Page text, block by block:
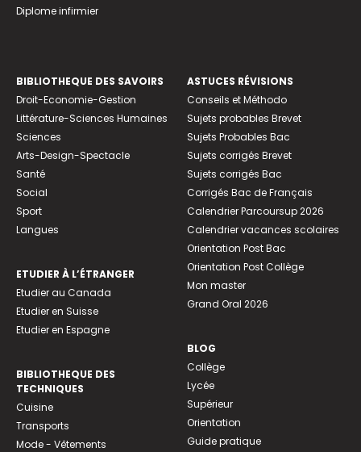
Diplome infirmier
BIBLIOTHEQUE DES SAVOIRS
Droit-Economie-Gestion
Littérature-Sciences Humaines
Sciences
Arts-Design-Spectacle
Santé
Social
Sport
Langues
ETUDIER À L’ÉTRANGER
Etudier au Canada
Etudier en Suisse
Etudier en Espagne
BIBLIOTHEQUE DES
TECHNIQUES
Cuisine
Transports
Mode - Vêtements
ASTUCES RÉVISIONS
Conseils et Méthodo
Sujets probables Brevet
Sujets Probables Bac
Sujets corrigés Brevet
Sujets corrigés Bac
Corrigés Bac de Français
Calendrier Parcoursup 2026
Calendrier vacances scolaires
Orientation Post Bac
Orientation Post Collège
Mon master
Grand Oral 2026
BLOG
Collège
Lycée
Supérieur
Orientation
Guide pratique